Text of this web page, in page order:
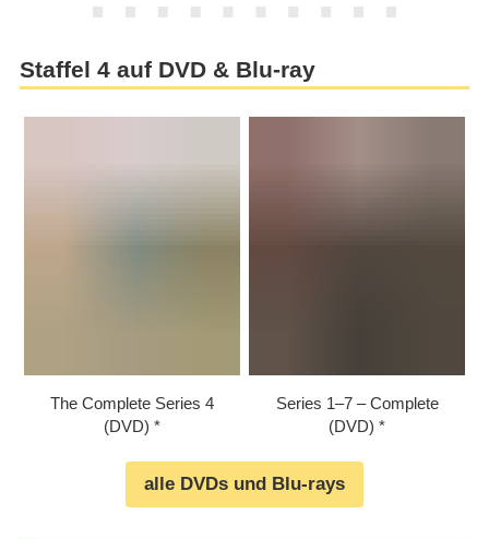
Staffel 4 auf DVD & Blu-ray
The Complete Series 4
(DVD)
Series 1⁠–⁠7 – Complete
(DVD)
alle DVDs und Blu-rays